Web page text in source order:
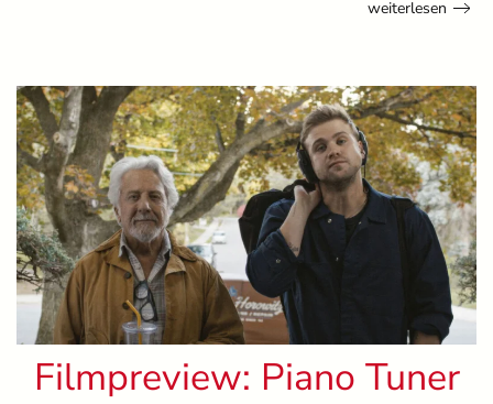
weiterlesen
Filmpreview: Piano Tuner